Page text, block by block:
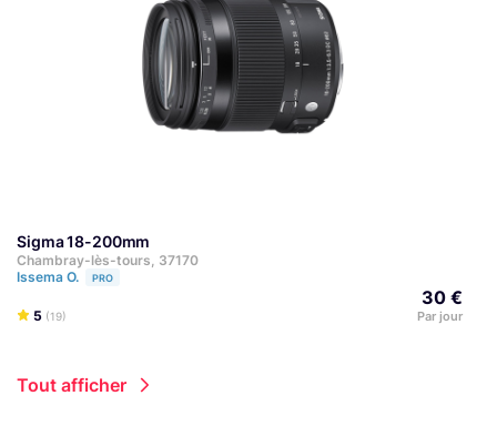
Sigma 18-200mm
Chambray-lès-tours, 37170
Issema O.
PRO
5 (19)
30 €
Par jour
Tout afficher